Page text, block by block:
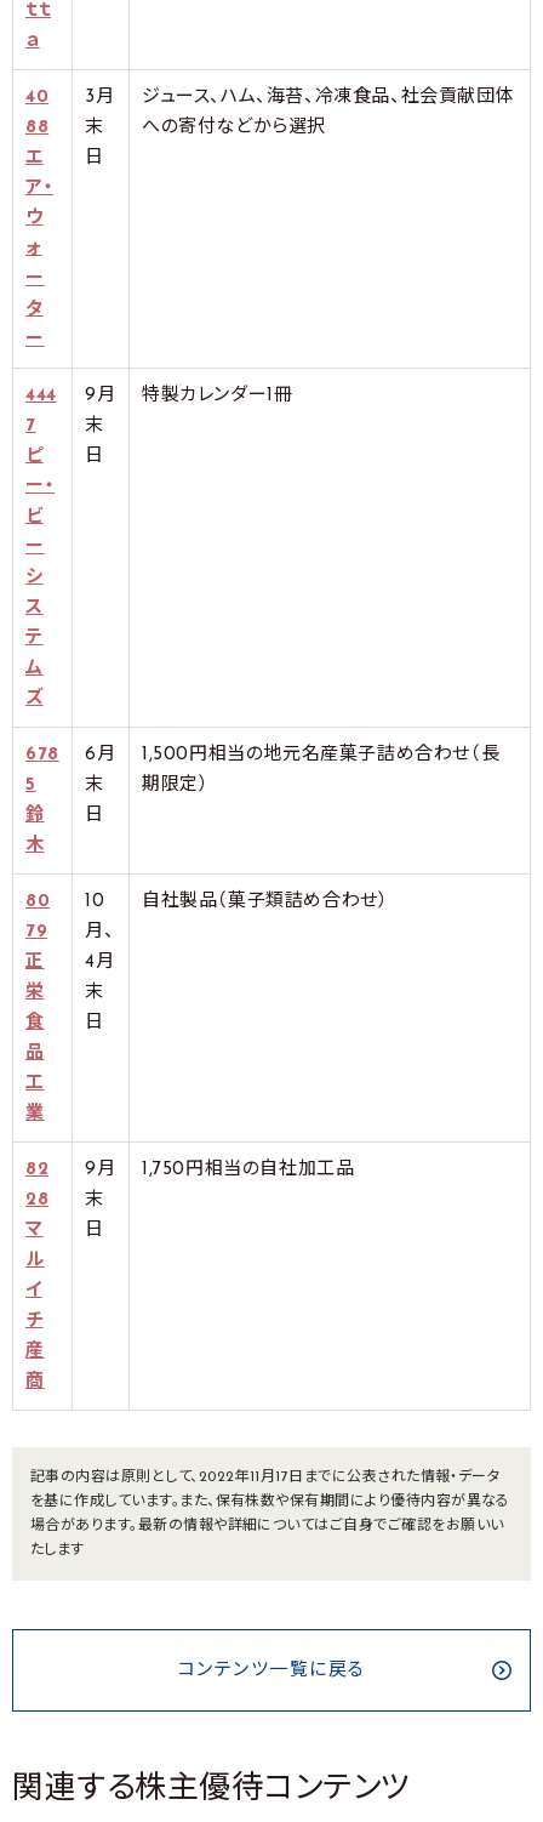
ｔｔ
ａ
40
88
エ
ア・
ウ
ォ
ー
タ
ー
3月
末
日
ジュース、ハム、海苔、冷凍食品、社会貢献団体
への寄付などから選択
444
7
ピ
ー・
ビ
ー
シ
ス
テ
ム
ズ
9月
末
日
特製カレンダー1冊
678
5
鈴
木
6月
末
日
1,500円相当の地元名産菓子詰め合わせ（長
期限定）
80
79
正
栄
食
品
工
業
10
月、
4月
末
日
自社製品（菓子類詰め合わせ）
82
28
マ
ル
イ
チ
産
商
9月
末
日
1,750円相当の自社加工品
記事の内容は原則として、2022年11月17日までに公表された情報・データ
を基に作成しています。また、保有株数や保有期間により優待内容が異なる
場合があります。最新の情報や詳細についてはご自身でご確認をお願いい
たします
コンテンツ一覧に戻る
関連する株主優待コンテンツ